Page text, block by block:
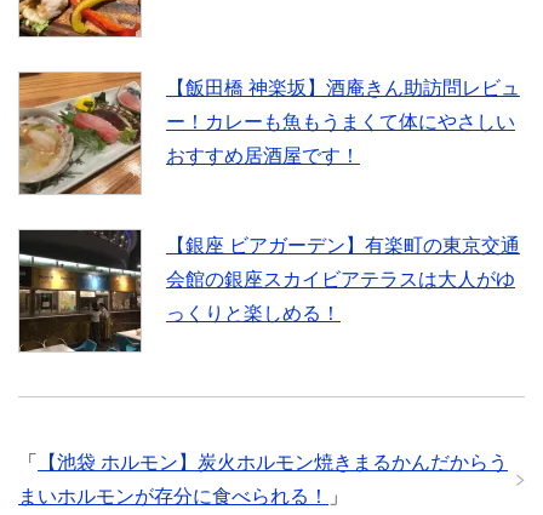
【飯田橋 神楽坂】酒庵きん助訪問レビュ
ー！カレーも魚もうまくて体にやさしい
おすすめ居酒屋です！
【銀座 ビアガーデン】有楽町の東京交通
会館の銀座スカイビアテラスは大人がゆ
っくりと楽しめる！
「
【池袋 ホルモン】炭火ホルモン焼きまるかんだからう
まいホルモンが存分に食べられる！
」